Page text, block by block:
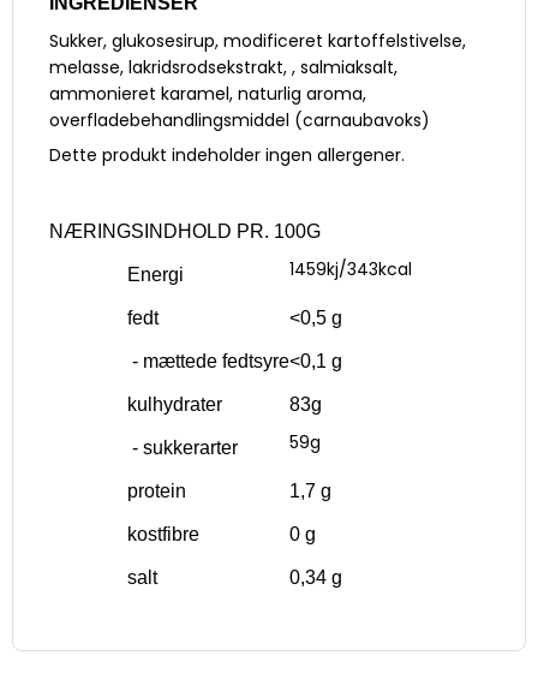
Sukker, glukosesirup, modificeret kartoffelstivelse,
melasse, lakridsrodsekstrakt, , salmiaksalt,
ammonieret karamel, naturlig aroma,
overfladebehandlingsmiddel (carnaubavoks)
Dette produkt indeholder ingen allergener.
NÆRINGSINDHOLD PR. 100G
Energi 1459kj/343kcal
fedt <0,5 g
- mættede fedtsyre<0,1 g
kulhydrater 83g
- sukkerarter 59g
protein 1,7 g
kostfibre 0 g
salt 0,34 g